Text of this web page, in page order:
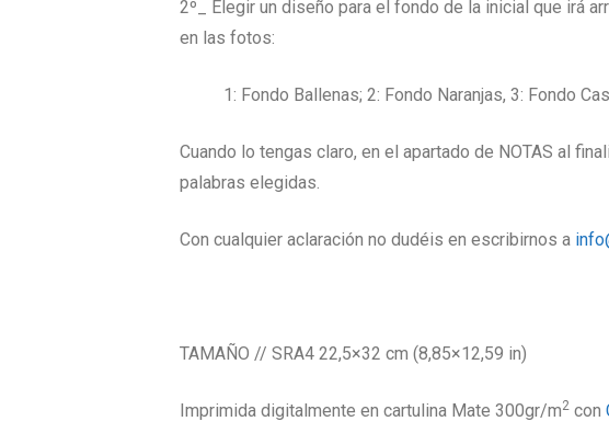
2º_ Elegir un diseño para el fondo de la inicial que irá
en las fotos:
1: Fondo Ballenas; 2: Fondo Naranjas, 3: Fondo
Cuando lo tengas claro, en el apartado de NOTAS al
palabras elegidas.
Con cualquier aclaración no dudéis en escribirnos a
TAMAÑO // SRA4 22,5×32 cm (8,85×12,59 in)
Imprimida digitalmente en cartulina Mate 300gr/m2 con